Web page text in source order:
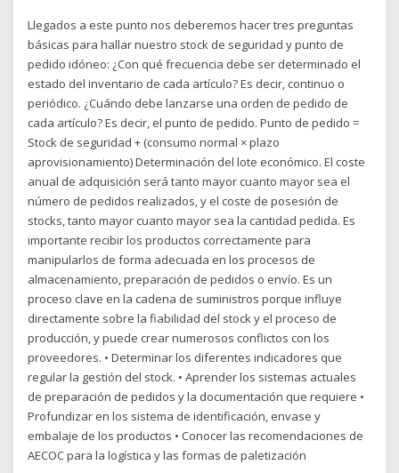
Llegados a este punto nos deberemos hacer tres preguntas
básicas para hallar nuestro stock de seguridad y punto de
pedido idóneo: ¿Con qué frecuencia debe ser determinado el
estado del inventario de cada artículo? Es decir, continuo o
periódico. ¿Cuándo debe lanzarse una orden de pedido de
cada artículo? Es decir, el punto de pedido. Punto de pedido =
Stock de seguridad + (consumo normal × plazo
aprovisionamiento) Determinación del lote económico. El coste
anual de adquisición será tanto mayor cuanto mayor sea el
número de pedidos realizados, y el coste de posesión de
stocks, tanto mayor cuanto mayor sea la cantidad pedida. Es
importante recibir los productos correctamente para
manipularlos de forma adecuada en los procesos de
almacenamiento, preparación de pedidos o envío. Es un
proceso clave en la cadena de suministros porque influye
directamente sobre la fiabilidad del stock y el proceso de
producción, y puede crear numerosos conflictos con los
proveedores. • Determinar los diferentes indicadores que
regular la gestión del stock. • Aprender los sistemas actuales
de preparación de pedidos y la documentación que requiere •
Profundizar en los sistema de identificación, envase y
embalaje de los productos • Conocer las recomendaciones de
AECOC para la logística y las formas de paletización